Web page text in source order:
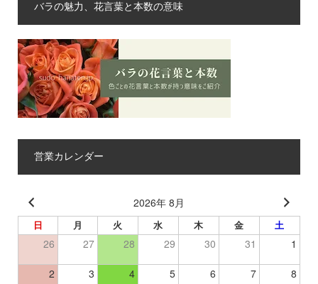
バラの魅力、花言葉と本数の意味
営業カレンダー
2026年 8月
日 月 火 水 木 金 土
26 27 28 29 30 31 1
2 3 4 5 6 7 8